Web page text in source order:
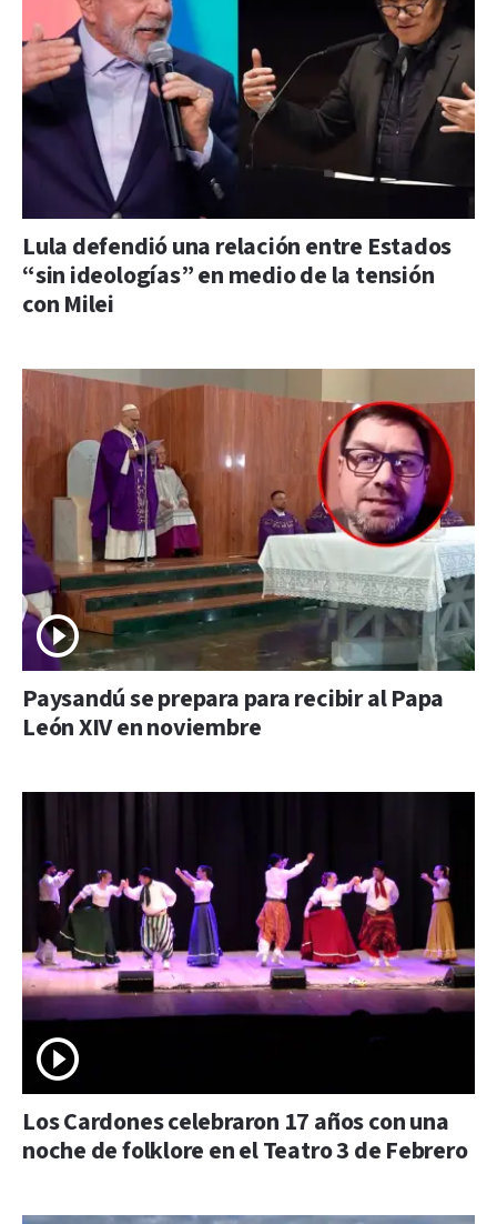
Lula defendió una relación entre Estados
“sin ideologías” en medio de la tensión
con Milei
Paysandú se prepara para recibir al Papa
León XIV en noviembre
Los Cardones celebraron 17 años con una
noche de folklore en el Teatro 3 de Febrero